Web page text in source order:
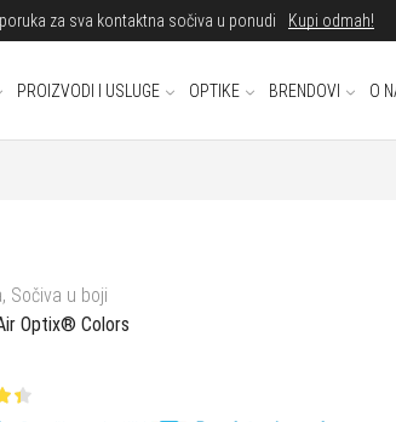
za sva kontaktna sočiva u ponudi Kupi odmah!
PROIZVODI I USLUGE OPTIKE BRENDOVI O
, Sočiva u boji
Optix® Colors